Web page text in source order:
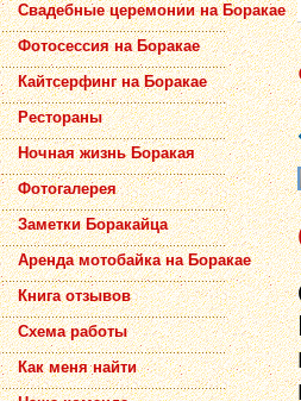
Свадебные церемонии на Боракае
Фотосессия на Боракае
Кайтсерфинг на Боракае
Рестораны
Ночная жизнь Боракая
Фотогалерея
Заметки Боракайца
Аренда мотобайка на Боракае
Книга отзывов
Схема работы
Как меня найти